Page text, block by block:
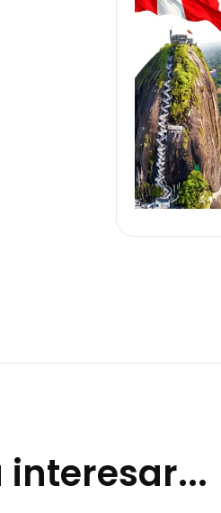
interesar...